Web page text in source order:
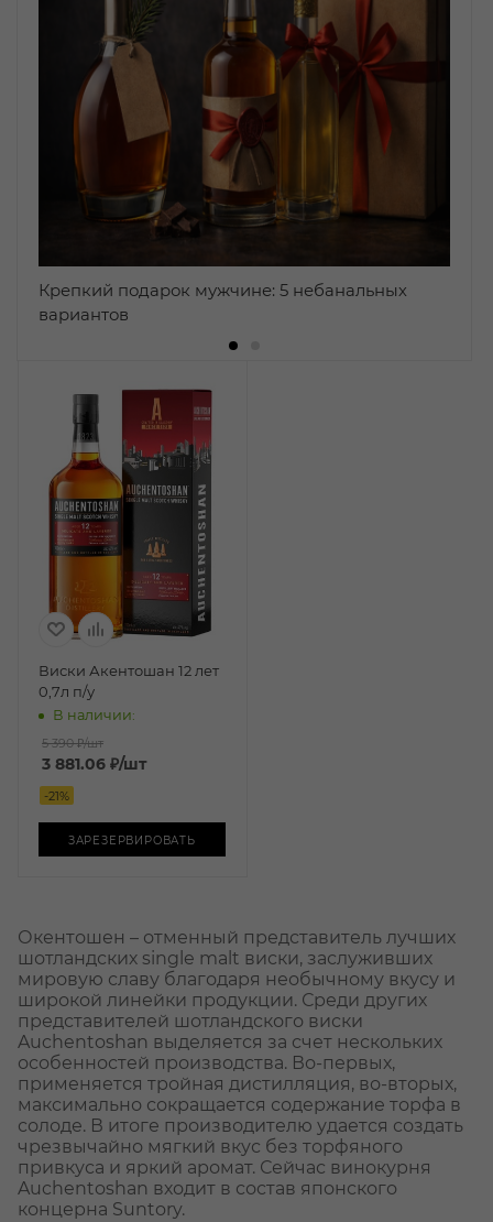
Крепкий подарок мужчине: 5 небанальных
вариантов
Виски Акентошан 12 лет
0,7л п/у
В наличии:
5 390 ₽/шт
3 881.06 ₽/шт
-21%
ЗАРЕЗЕРВИРОВАТЬ
Окентошен – отменный представитель лучших
шотландских single malt виски, заслуживших
мировую славу благодаря необычному вкусу и
широкой линейки продукции. Среди других
представителей шотландского виски
Auchentoshan выделяется за счет нескольких
особенностей производства. Во-первых,
применяется тройная дистилляция, во-вторых,
максимально сокращается содержание торфа в
солоде. В итоге производителю удается создать
чрезвычайно мягкий вкус без торфяного
привкуса и яркий аромат. Сейчас винокурня
Auchentoshan входит в состав японского
концерна Suntory.